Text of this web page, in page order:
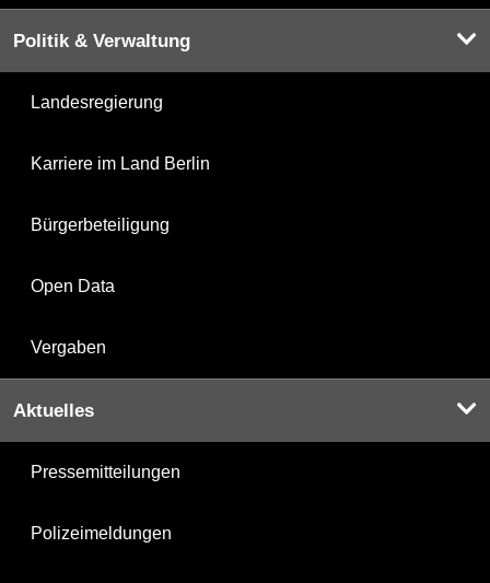
Politik & Verwaltung
Landesregierung
Karriere im Land Berlin
Bürgerbeteiligung
Open Data
Vergaben
Aktuelles
Pressemitteilungen
Polizeimeldungen